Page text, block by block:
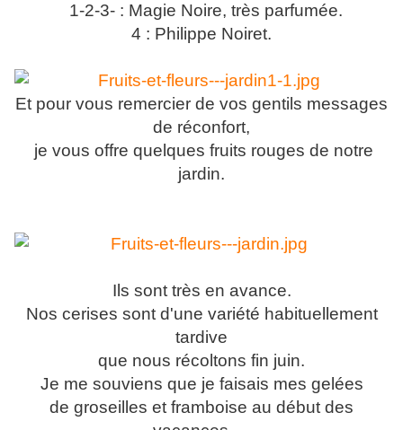
1-2-3- : Magie Noire, très parfumée.
4 : Philippe Noiret.
Et pour vous remercier de vos gentils messages
de réconfort,
je vous offre quelques fruits rouges de notre
jardin.
Ils sont très en avance.
Nos cerises sont d'une variété habituellement
tardive
que nous récoltons fin juin.
Je me souviens que je faisais mes gelées
de groseilles et framboise au début des